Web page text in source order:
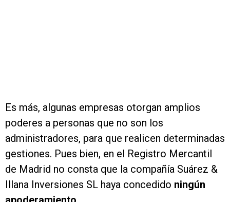
Es más, algunas empresas otorgan amplios
poderes a personas que no son los
administradores, para que realicen determinadas
gestiones. Pues bien, en el Registro Mercantil
de Madrid no consta que la compañía Suárez &
Illana Inversiones SL haya concedido ningún